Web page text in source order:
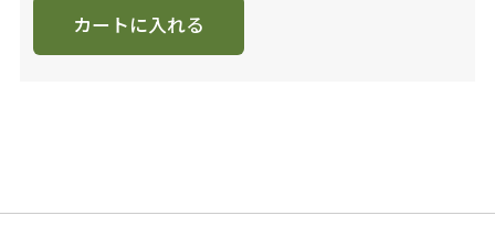
カートに入れる